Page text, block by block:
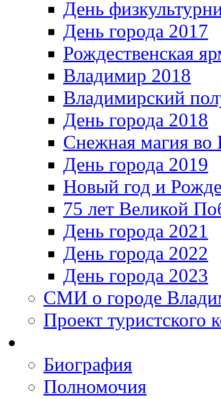
День
День города 2017
Рождественская
Владимир 2018
Владимирский
День города 2018
Снежная магия во
День города 2019
Новый год и
75 лет Великой
День города 2021
День города 2022
День города 2023
СМИ о городе
Проект туристского
Биография
Полномочия